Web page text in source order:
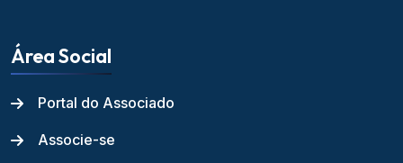
Área Social
Portal do Associado
Associe-se